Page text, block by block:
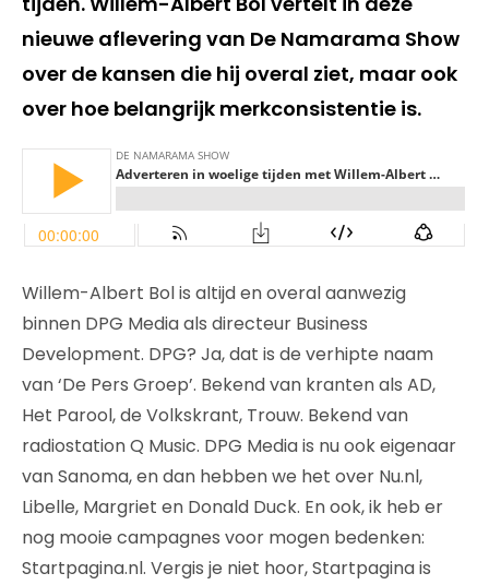
nieuwe aflevering van De Namarama Show
over de kansen die hij overal ziet, maar ook
over hoe belangrijk merkconsistentie is.
Willem-Albert Bol is altijd en overal aanwezig
binnen DPG Media als directeur Business
Development. DPG? Ja, dat is de verhipte naam
van ‘De Pers Groep’. Bekend van kranten als AD,
Het Parool, de Volkskrant, Trouw. Bekend van
radiostation Q Music. DPG Media is nu ook eigenaar
van Sanoma, en dan hebben we het over Nu.nl,
Libelle, Margriet en Donald Duck. En ook, ik heb er
nog mooie campagnes voor mogen bedenken:
Startpagina.nl. Vergis je niet hoor, Startpagina is